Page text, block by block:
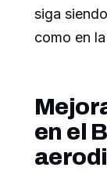
siga
como en
en el